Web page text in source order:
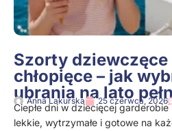
Szorty
chłopięce – jak
ubrania na lato
Anna Lakurska 25 czerwca, 2026
Ciepłe dni w dziecięcej
lekkie, wytrzymałe i gotowe na